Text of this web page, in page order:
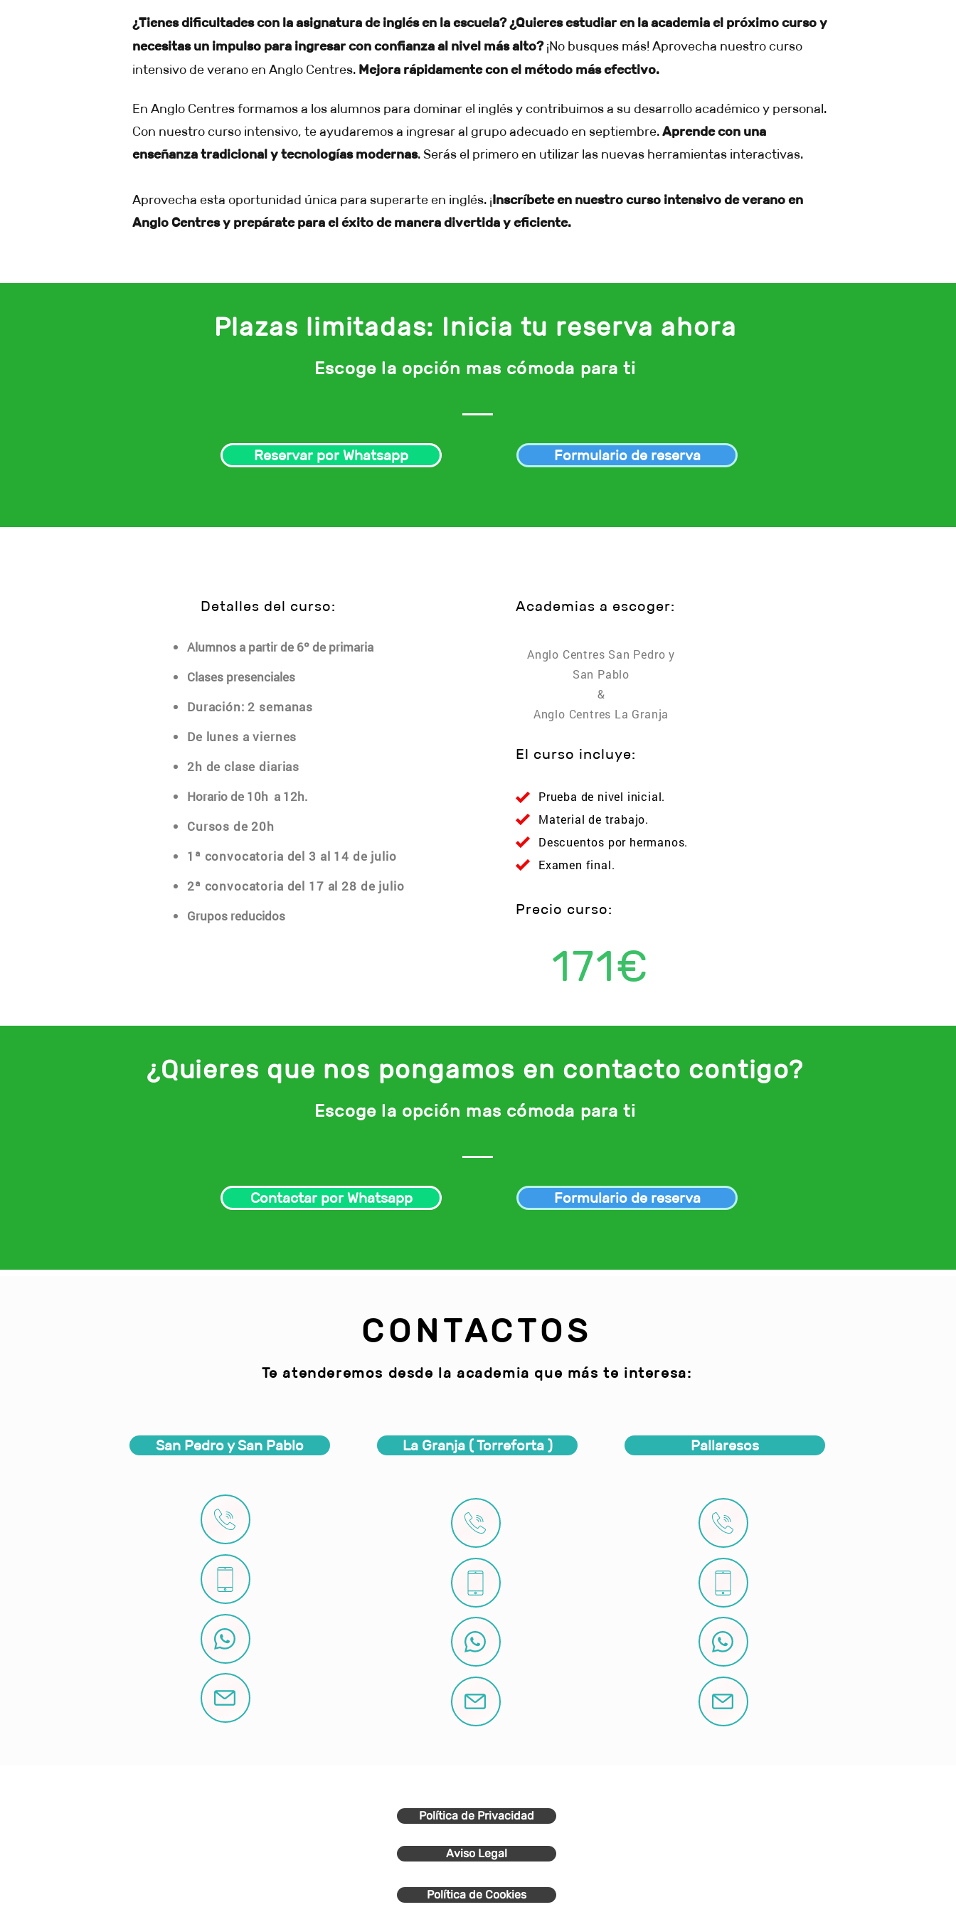
¿Tienes dificultades con la asignatura de inglés en la escuela? ¿Quieres estudiar en la academia el próximo curso y
necesitas un impulso para ingresar con confianza al nivel más alto?¡No busques más! Aprovecha nuestro curso
intensivo de verano en Anglo Centres. Mejora rápidamente con el método más efectivo.
En Anglo Centres formamos a los alumnos para dominar el inglés y contribuimos a su desarrollo académico y personal.
Con nuestro curso intensivo, te ayudaremos a ingresar al grupo adecuado en septiembre.Aprende con una
enseñanza tradicional y tecnologías modernas. Serás el primero en utilizar las nuevas herramientas interactivas.
Aprovecha esta oportunidad única para superarte en inglés. ¡Inscríbete en nuestro curso intensivo de verano en
Anglo Centres y prepárate para el éxito de manera divertida y eficiente.
Plazas limitadas: Inicia tu reserva ahora
Escoge la opción mas cómoda para ti
Reservar por Whatsapp Formulario de reserva
Detalles del curso:
Alumnos a partir de 6º de primaria
Clases presenciales
Duración: 2 semanas
De lunes a viernes
2h de clase diarias
Horario de 10h a 12h.
Cursos de 20h
1ª convocatoria del 3 al 14 de julio
2ª convocatoria del 17 al 28 de julio
Grupos reducidos
Academias a escoger:
Anglo Centres San Pedro y
San Pablo
&
Anglo Centres La Granja
El curso incluye:
Prueba de nivel inicial.
Material de trabajo.
Descuentos por hermanos.
Examen final.
Precio curso:
171€
¿Quieres que nos pongamos en contacto contigo?
Escoge la opción mas cómoda para ti
Contactar por Whatsapp Formulario de reserva
CONTACTOS
Te atenderemos desde la academia que más te interesa:
San Pedro y San Pablo La Granja ( Torreforta ) Pallaresos
Política de Privacidad
Aviso Legal
Política de Cookies